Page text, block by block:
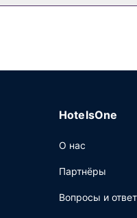
плату.
HotelsOne
О нас
Партнёры
Вопросы и